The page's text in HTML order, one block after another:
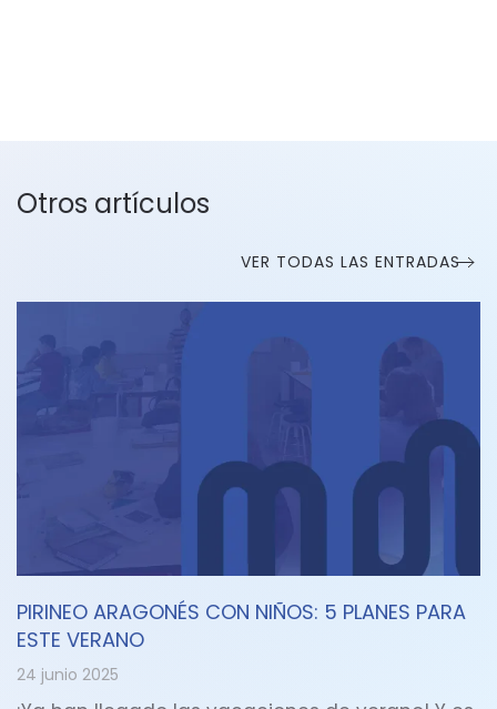
Otros artículos
VER TODAS LAS ENTRADAS
PIRINEO ARAGONÉS CON NIÑOS: 5 PLANES PARA
ESTE VERANO
24 junio 2025